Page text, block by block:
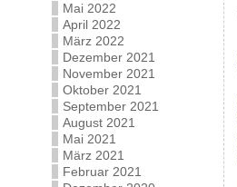
Mai 2022
April 2022
März 2022
Dezember 2021
November 2021
Oktober 2021
September 2021
August 2021
Mai 2021
März 2021
Februar 2021